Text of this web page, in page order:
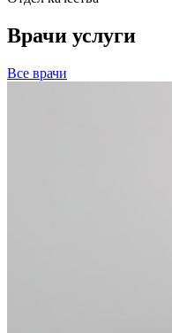
Врачи услуги
Все врачи